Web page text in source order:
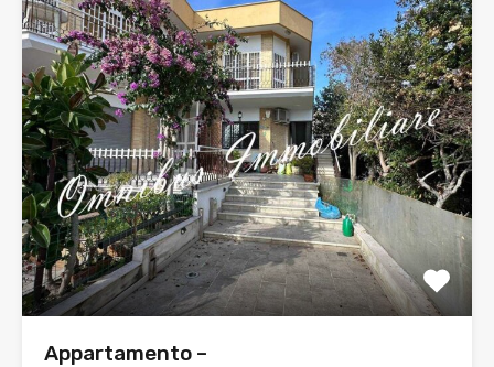
Appartamento –